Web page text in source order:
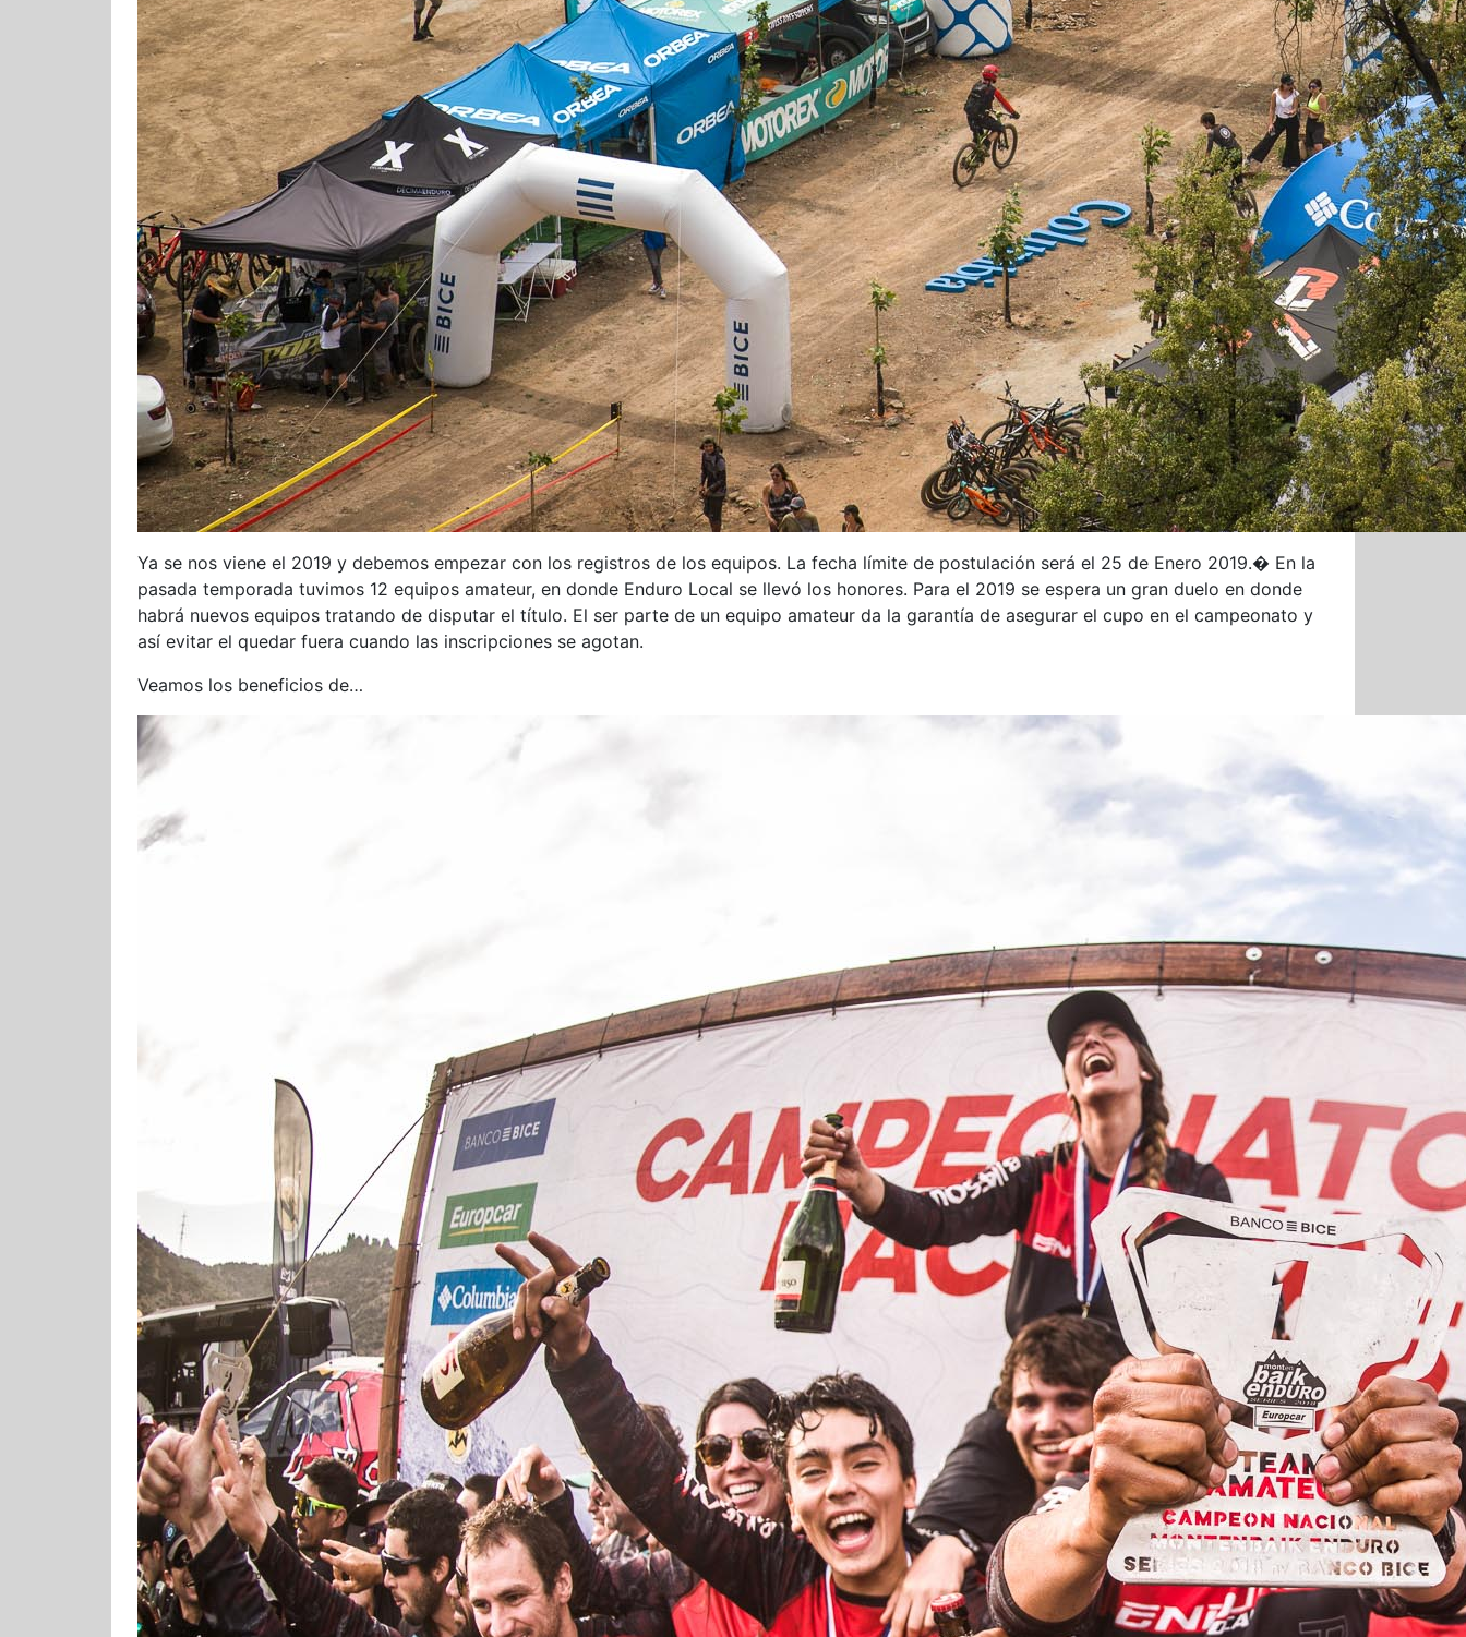
Ya se nos viene el 2019 y debemos empezar con los registros de los equipos. La fecha límite de postulación será el 25 de Enero 2019.� En la
pasada temporada tuvimos 12 equipos amateur, en donde Enduro Local se llevó los honores. Para el 2019 se espera un gran duelo en donde
habrá nuevos equipos tratando de disputar el título. El ser parte de un equipo amateur da la garantía de asegurar el cupo en el campeonato y
así evitar el quedar fuera cuando las inscripciones se agotan.
Veamos los beneficios de…